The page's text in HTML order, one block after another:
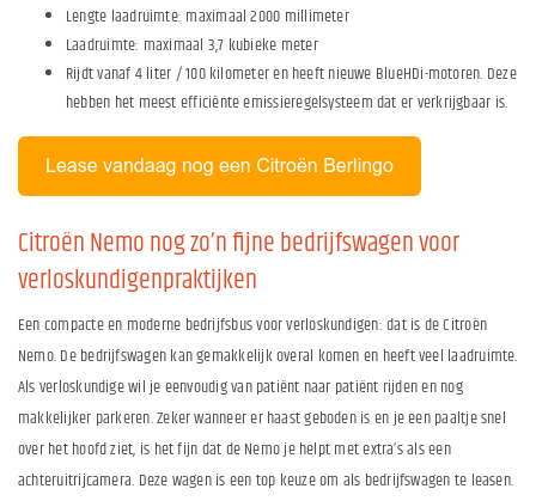
Lengte laadruimte: maximaal 2000 millimeter
Laadruimte: maximaal 3,7 kubieke meter
Rijdt vanaf 4 liter / 100 kilometer en heeft nieuwe BlueHDi-motoren. Deze
hebben het meest efficiënte emissieregelsysteem dat er verkrijgbaar is.
Citroën Nemo nog zo’n fijne bedrijfswagen voor
verloskundigenpraktijken
Een compacte en moderne bedrijfsbus voor verloskundigen: dat is de Citroën
Nemo. De bedrijfswagen kan gemakkelijk overal komen en heeft veel laadruimte.
Als verloskundige wil je eenvoudig van patiënt naar patiënt rijden en nog
makkelijker parkeren. Zeker wanneer er haast geboden is en je een paaltje snel
over het hoofd ziet, is het fijn dat de Nemo je helpt met extra’s als een
achteruitrijcamera. Deze wagen is een top keuze om als bedrijfswagen te leasen.